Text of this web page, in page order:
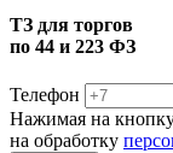
ТЗ для торгов
по 44 и 223 ФЗ
Телефон
Нажимая на
на обработку